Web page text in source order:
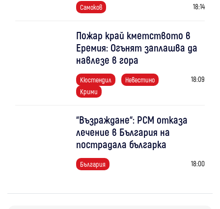
Самоков 18:14
Пожар край кметството в
Еремия: Огънят заплашва да
навлезе в гора
Кюстендил
Невестино
Крими
18:09
“Възраждане“: РСМ отказа
лечение в България на
пострадала българка
България 18:00